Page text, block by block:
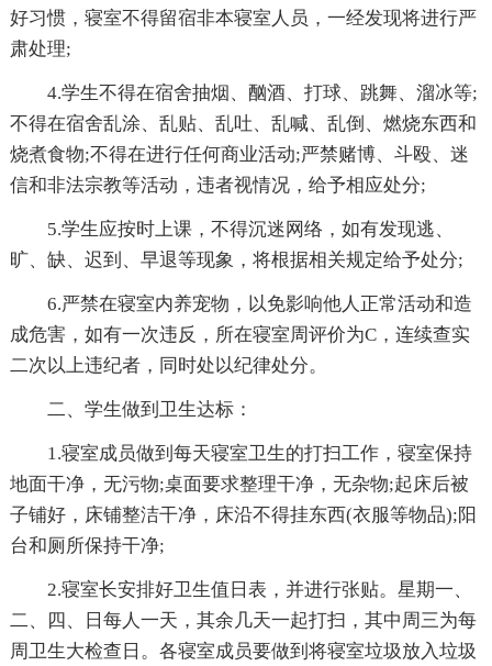
好习惯，寝室不得留宿非本寝室人员，一经发现将进行严
肃处理;
4.学生不得在宿舍抽烟、酗酒、打球、跳舞、溜冰等;
不得在宿舍乱涂、乱贴、乱吐、乱喊、乱倒、燃烧东西和
烧煮食物;不得在进行任何商业活动;严禁赌博、斗殴、迷
信和非法宗教等活动，违者视情况，给予相应处分;
5.学生应按时上课，不得沉迷网络，如有发现逃、
旷、缺、迟到、早退等现象，将根据相关规定给予处分;
6.严禁在寝室内养宠物，以免影响他人正常活动和造
成危害，如有一次违反，所在寝室周评价为C，连续查实
二次以上违纪者，同时处以纪律处分。
二、学生做到卫生达标：
1.寝室成员做到每天寝室卫生的打扫工作，寝室保持
地面干净，无污物;桌面要求整理干净，无杂物;起床后被
子铺好，床铺整洁干净，床沿不得挂东西(衣服等物品);阳
台和厕所保持干净;
2.寝室长安排好卫生值日表，并进行张贴。星期一、
二、四、日每人一天，其余几天一起打扫，其中周三为每
周卫生大检查日。各寝室成员要做到将寝室垃圾放入垃圾